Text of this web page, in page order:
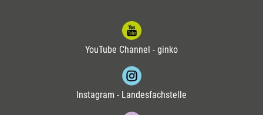
YouTube Channel - ginko
Instagram - Landesfachstelle